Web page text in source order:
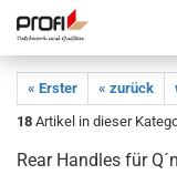
« Erster « zurück
18 Artikel in dieser
Rear Handles für